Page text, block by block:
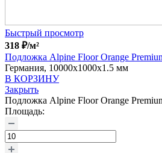
Быстрый просмотр
318 ₽/м²
Подложка Alpine Floor Orange
Германия, 10000x1000x1.5 мм
В КОРЗИНУ
Закрыть
Подложка Alpine Floor Orange
Площадь: